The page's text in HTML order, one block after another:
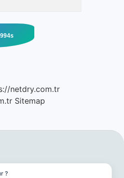
netdry.com.tr
Sitemap
?